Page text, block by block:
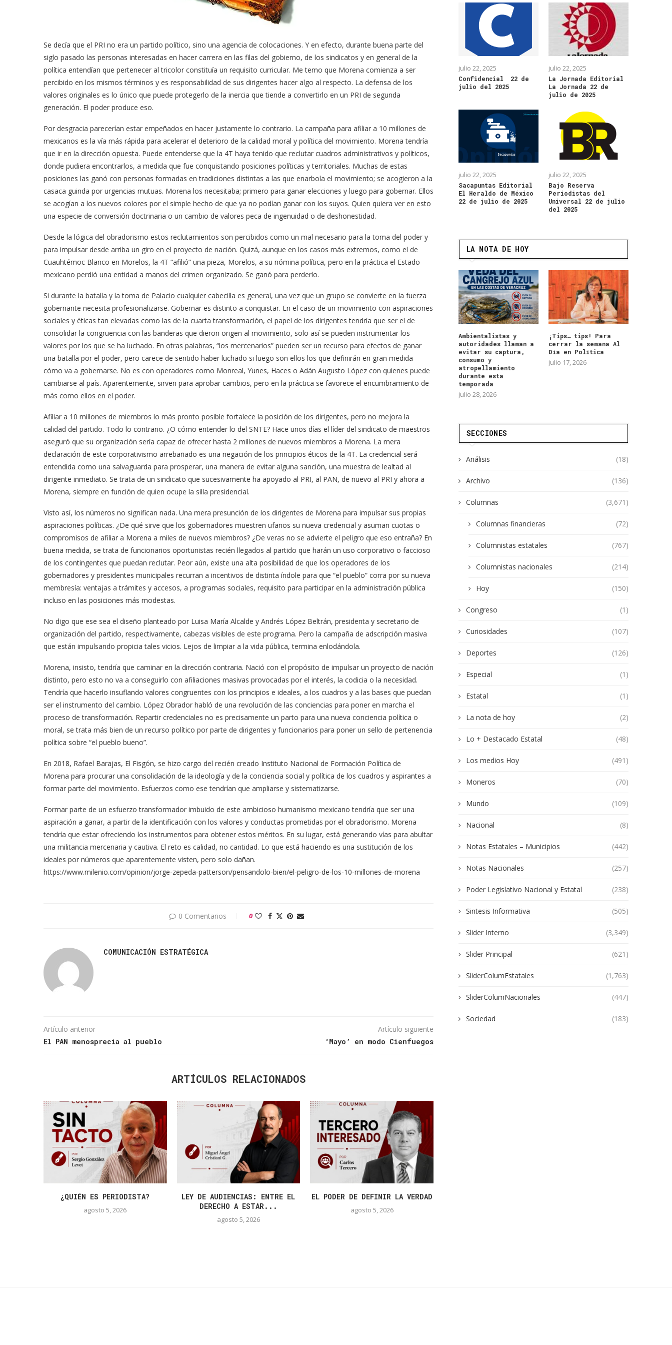
Se decía que el PRI no era un partido político, sino una agencia de colocaciones. Y en efecto, durante buena parte del
siglo pasado las personas interesadas en hacer carrera en las filas del gobierno, de los sindicatos y en general de la
política entendían que pertenecer al tricolor constituía un requisito curricular. Me temo que Morena comienza a ser
percibido en los mismos términos y es responsabilidad de sus dirigentes hacer algo al respecto. La defensa de los
valores originales es lo único que puede protegerlo de la inercia que tiende a convertirlo en un PRI de segunda
generación. El poder produce eso.
Por desgracia parecerían estar empeñados en hacer justamente lo contrario. La campaña para afiliar a 10 millones de
mexicanos es la vía más rápida para acelerar el deterioro de la calidad moral y política del movimiento. Morena tendría
que ir en la dirección opuesta. Puede entenderse que la 4T haya tenido que reclutar cuadros administrativos y políticos,
donde pudiera encontrarlos, a medida que fue conquistando posiciones políticas y territoriales. Muchas de estas
posiciones las ganó con personas formadas en tradiciones distintas a las que enarbola el movimiento; se acogieron a la
casaca guinda por urgencias mutuas. Morena los necesitaba; primero para ganar elecciones y luego para gobernar. Ellos
se acogían a los nuevos colores por el simple hecho de que ya no podían ganar con los suyos. Quien quiera ver en esto
una especie de conversión doctrinaria o un cambio de valores peca de ingenuidad o de deshonestidad.
Desde la lógica del obradorismo estos reclutamientos son percibidos como un mal necesario para la toma del poder y
para impulsar desde arriba un giro en el proyecto de nación. Quizá, aunque en los casos más extremos, como el de
Cuauhtémoc Blanco en Morelos, la 4T “afilió” una pieza, Morelos, a su nómina política, pero en la práctica el Estado
mexicano perdió una entidad a manos del crimen organizado. Se ganó para perderlo.
Si durante la batalla y la toma de Palacio cualquier cabecilla es general, una vez que un grupo se convierte en la fuerza
gobernante necesita profesionalizarse. Gobernar es distinto a conquistar. En el caso de un movimiento con aspiraciones
sociales y éticas tan elevadas como las de la cuarta transformación, el papel de los dirigentes tendría que ser el de
consolidar la congruencia con las banderas que dieron origen al movimiento, solo así se pueden instrumentar los
valores por los que se ha luchado. En otras palabras, “los mercenarios” pueden ser un recurso para efectos de ganar
una batalla por el poder, pero carece de sentido haber luchado si luego son ellos los que definirán en gran medida
cómo va a gobernarse. No es con operadores como Monreal, Yunes, Haces o Adán Augusto López con quienes puede
cambiarse al país. Aparentemente, sirven para aprobar cambios, pero en la práctica se favorece el encumbramiento de
más como ellos en el poder.
Afiliar a 10 millones de miembros lo más pronto posible fortalece la posición de los dirigentes, pero no mejora la
calidad del partido. Todo lo contrario. ¿O cómo entender lo del SNTE? Hace unos días el líder del sindicato de maestros
aseguró que su organización sería capaz de ofrecer hasta 2 millones de nuevos miembros a Morena. La mera
declaración de este corporativismo arrebañado es una negación de los principios éticos de la 4T. La credencial será
entendida como una salvaguarda para prosperar, una manera de evitar alguna sanción, una muestra de lealtad al
dirigente inmediato. Se trata de un sindicato que sucesivamente ha apoyado al PRI, al PAN, de nuevo al PRI y ahora a
Morena, siempre en función de quien ocupe la silla presidencial.
Visto así, los números no significan nada. Una mera presunción de los dirigentes de Morena para impulsar sus propias
aspiraciones políticas. ¿De qué sirve que los gobernadores muestren ufanos su nueva credencial y asuman cuotas o
compromisos de afiliar a Morena a miles de nuevos miembros? ¿De veras no se advierte el peligro que eso entraña? En
buena medida, se trata de funcionarios oportunistas recién llegados al partido que harán un uso corporativo o faccioso
de los contingentes que puedan reclutar. Peor aún, existe una alta posibilidad de que los operadores de los
gobernadores y presidentes municipales recurran a incentivos de distinta índole para que “el pueblo” corra por su nueva
membresía: ventajas a trámites y accesos, a programas sociales, requisito para participar en la administración pública
incluso en las posiciones más modestas.
No digo que ese sea el diseño planteado por Luisa María Alcalde y Andrés López Beltrán, presidenta y secretario de
organización del partido, respectivamente, cabezas visibles de este programa. Pero la campaña de adscripción masiva
que están impulsando propicia tales vicios. Lejos de limpiar a la vida pública, termina enlodándola.
Morena, insisto, tendría que caminar en la dirección contraria. Nació con el propósito de impulsar un proyecto de nación
distinto, pero esto no va a conseguirlo con afiliaciones masivas provocadas por el interés, la codicia o la necesidad.
Tendría que hacerlo insuflando valores congruentes con los principios e ideales, a los cuadros y a las bases que puedan
ser el instrumento del cambio. López Obrador habló de una revolución de las conciencias para poner en marcha el
proceso de transformación. Repartir credenciales no es precisamente un parto para una nueva conciencia política o
moral, se trata más bien de un recurso político por parte de dirigentes y funcionarios para poner un sello de pertenencia
política sobre “el pueblo bueno”.
En 2018, Rafael Barajas, El Fisgón, se hizo cargo del recién creado Instituto Nacional de Formación Política de
Morena para procurar una consolidación de la ideología y de la conciencia social y política de los cuadros y aspirantes a
formar parte del movimiento. Esfuerzos como ese tendrían que ampliarse y sistematizarse.
Formar parte de un esfuerzo transformador imbuido de este ambicioso humanismo mexicano tendría que ser una
aspiración a ganar, a partir de la identificación con los valores y conductas prometidas por el obradorismo. Morena
tendría que estar ofreciendo los instrumentos para obtener estos méritos. En su lugar, está generando vías para abultar
una militancia mercenaria y cautiva. El reto es calidad, no cantidad. Lo que está haciendo es una sustitución de los
ideales por números que aparentemente visten, pero solo dañan.
https://www.milenio.com/opinion/jorge-zepeda-patterson/pensandolo-bien/el-peligro-de-los-10-millones-de-morena
0 Comentarios 0
COMUNICACIÓN ESTRATÉGICA
Artículo anterior
El PAN menosprecia al pueblo
Artículo siguiente
‘Mayo’ en modo Cienfuegos
ARTÍCULOS RELACIONADOS
¿QUIÉN ES PERIODISTA?
agosto 5, 2026
LEY DE AUDIENCIAS: ENTRE EL
DERECHO A ESTAR...
agosto 5, 2026
EL PODER DE DEFINIR LA VERDAD
agosto 5, 2026
julio 22, 2025
Confidencial 22 de
julio del 2025
julio 22, 2025
La Jornada Editorial
La Jornada 22 de
julio de 2025
julio 22, 2025
Sacapuntas Editorial
El Heraldo de México
22 de julio de 2025
julio 22, 2025
Bajo Reserva
Periodistas del
Universal 22 de julio
del 2025
LA NOTA DE HOY
Ambientalistas y
autoridades llaman a
evitar su captura,
consumo y
atropellamiento
durante esta
temporada
julio 28, 2026
¡Tips… tips! Para
cerrar la semana Al
Día en Política
julio 17, 2026
SECCIONES
Análisis (18)
Archivo (136)
Columnas (3,671)
Columnas financieras (72)
Columnistas estatales (767)
Columnistas nacionales (214)
Hoy (150)
Congreso (1)
Curiosidades (107)
Deportes (126)
Especial (1)
Estatal (1)
La nota de hoy (2)
Lo + Destacado Estatal (48)
Los medios Hoy (491)
Moneros (70)
Mundo (109)
Nacional (8)
Notas Estatales – Municipios (442)
Notas Nacionales (257)
Poder Legislativo Nacional y Estatal (238)
Sintesis Informativa (505)
Slider Interno (3,349)
Slider Principal (621)
SliderColumEstatales (1,763)
SliderColumNacionales (447)
Sociedad (183)